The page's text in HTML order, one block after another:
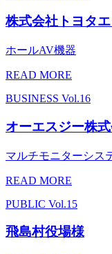
株式会社トヨタ
ホールAV機器
READ MORE
BUSINESS Vol.16
オーエスジー株
マルチモニターシス
READ MORE
PUBLIC Vol.15
飛島村役場様